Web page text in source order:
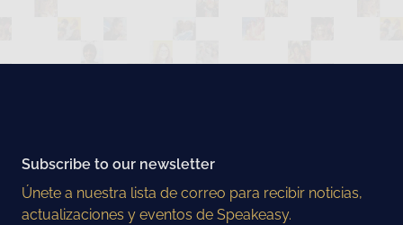
Subscribe to our newsletter
Únete a nuestra lista de correo para recibir noticias,
actualizaciones y eventos de Speakeasy.